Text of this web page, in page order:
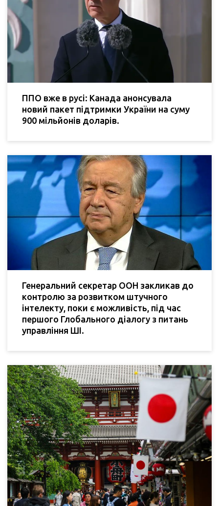
ППО вже в русі: Канада анонсувала
новий пакет підтримки України на суму
900 мільйонів доларів.
Генеральний секретар ООН закликав до
контролю за розвитком штучного
інтелекту, поки є можливість, під час
першого Глобального діалогу з питань
управління ШІ.